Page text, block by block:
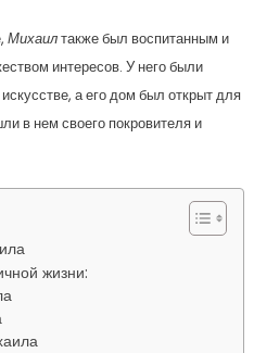
Михаилтакже был воспитанным и
интересов. У него были
а его дом был открыт для
в нем своего покровителя и
жизни: